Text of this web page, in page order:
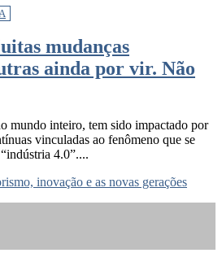
mudanças
ainda por vir. Não
mundo inteiro, tem sido impactado por
vinculadas ao fenômeno que se
4.0”....